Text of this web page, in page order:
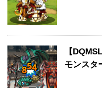
【
モンスタ